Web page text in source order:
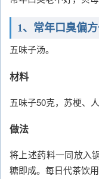
1、常年口臭偏
五味子汤。
材料
五味子50克，苏梗、
做法
将上述药料一同放入
糖即成。每日代茶饮用